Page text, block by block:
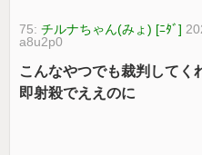
75:チルナちゃん(みょ) [ﾆﾀﾞ]
a8u2p0
こんなやつでも裁判してく
即射殺でええのに